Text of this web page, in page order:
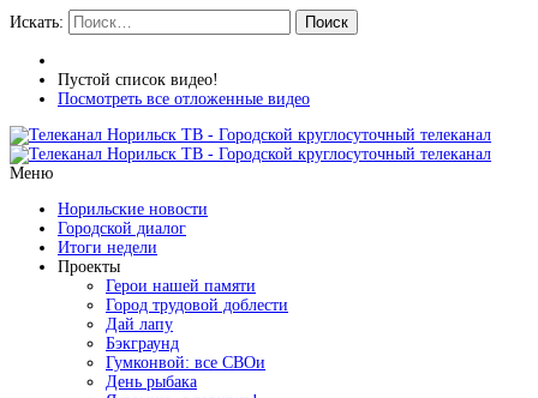
Искать: Поиск
Пустой список видео!
Посмотреть все отложенные видео
Меню
Норильские новости
Городской диалог
Итоги недели
Проекты
Герои нашей памяти
Город трудовой доблести
Дай лапу
Бэкграунд
Гумконвой: все СВОи
День рыбака